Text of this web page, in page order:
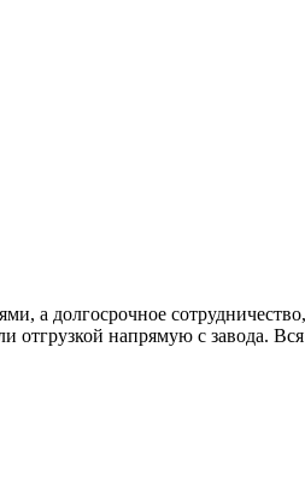
а долгосрочное
отгрузкой напрямую с завода.